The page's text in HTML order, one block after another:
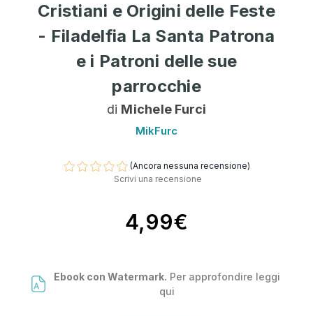
Cristiani e Origini delle Feste
- Filadelfia La Santa Patrona
e i Patroni delle sue
parrocchie
di Michele Furci
MikFurc
(Ancora nessuna recensione)
Scrivi una recensione
4,99€
Ebook con Watermark. Per approfondire leggi
qui